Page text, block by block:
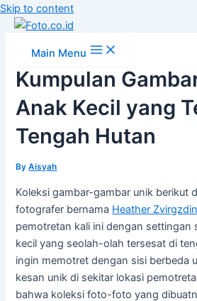
Skip to content
Main Menu
Kumpulan
Anak Kecil yang
Tengah Hutan
ByAisyah
Koleksi gambar-gambar unik berikut
fotografer bernama Heather
pemotretan kali ini dengan settingan
kecil yang seolah-olah tersesat di
ingin memotret dengan sisi berbeda
kesan unik di sekitar lokasi
bahwa koleksi foto-foto yang